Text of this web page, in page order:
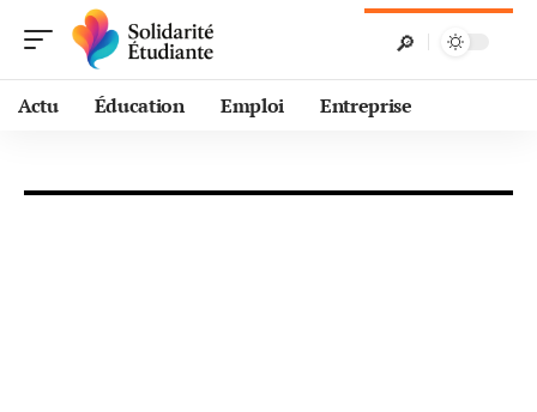
Actu Éducation Emploi Entreprise